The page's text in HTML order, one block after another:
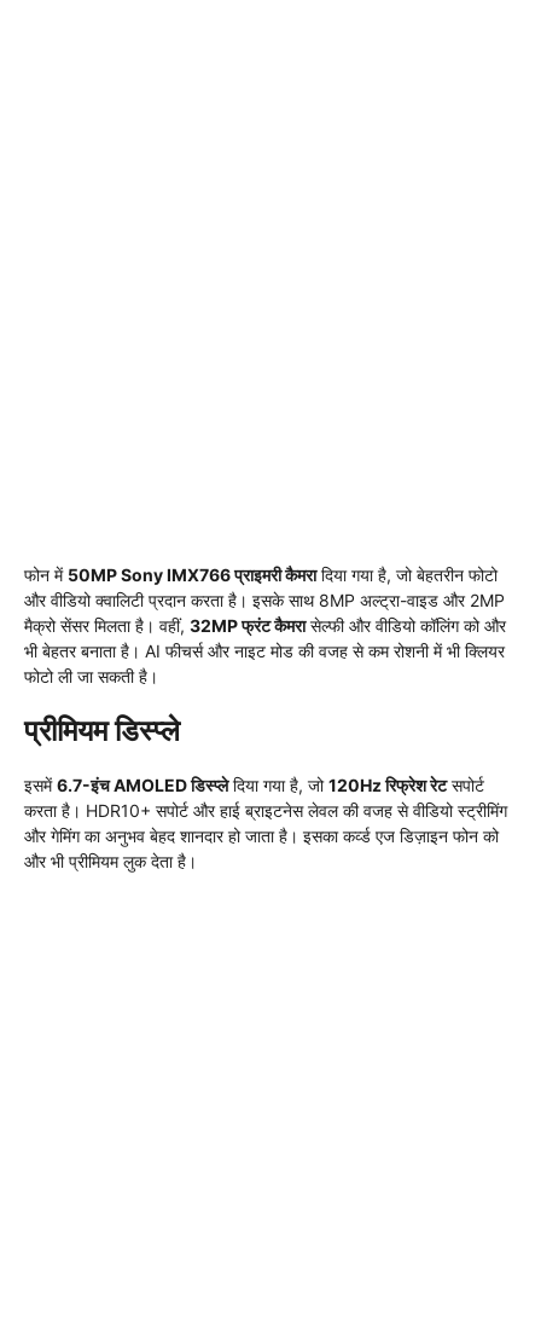
फोन में 50MP Sony IMX766 प्राइमरी कैमरादिया गया है, जो बेहतरीन फोटो
और वीडियो क्वालिटी प्रदान करता है। इसके साथ 8MP अल्ट्रा-वाइड और 2MP
मैक्रो सेंसर मिलता है। वहीं, 32MP फ्रंट कैमरासेल्फी और वीडियो कॉलिंग को और
भी बेहतर बनाता है। AI फीचर्स और नाइट मोड की वजह से कम रोशनी में भी क्लियर
फोटो ली जा सकती है।
प्रीमियम डिस्प्ले
इसमें6.7-इंच AMOLED डिस्प्लेदिया गया है, जो120Hz रिफ्रेश रेटसपोर्ट
करता है। HDR10+ सपोर्ट और हाई ब्राइटनेस लेवल की वजह से वीडियो स्ट्रीमिंग
और गेमिंग का अनुभव बेहद शानदार हो जाता है। इसका कर्व्ड एज डिज़ाइन फोन को
और भी प्रीमियम लुक देता है।